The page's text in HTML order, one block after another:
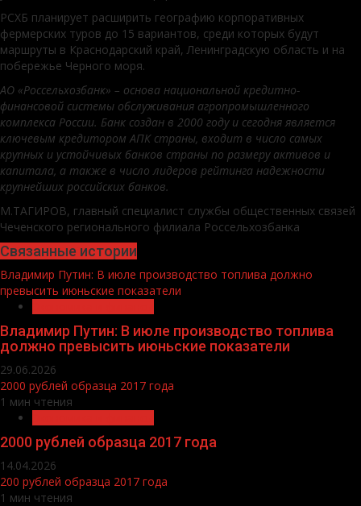
РСХБ планирует расширить географию корпоративных
фермерских туров до 15 вариантов, среди которых будут
маршруты в Краснодарский край, Ленинградскую область и на
побережье Черного моря.
АО «Россельхозбанк» – основа национальной кредитно-
финансовой системы обслуживания агропромышленного
комплекса России. Банк создан в 2000 году и сегодня является
ключевым кредитором АПК страны, входит в число самых
крупных и устойчивых банков страны по размеру активов и
капитала, а также в число лидеров рейтинга надежности
крупнейших российских банков.
М.ТАГИРОВ, главный специалист службы общественных связей
Чеченского регионального филиала Россельхозбанка
Связанные истории
Владимир Путин: В июле производство топлива должно
превысить июньские показатели
Владимир Путин: В июле производство топлива
должно превысить июньские показатели
29.06.2026
2000 рублей образца 2017 года
1 мин чтения
2000 рублей образца 2017 года
14.04.2026
200 рублей образца 2017 года
1 мин чтения